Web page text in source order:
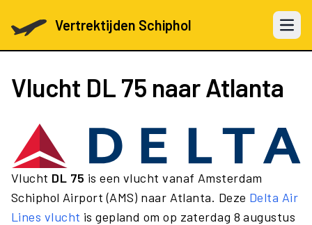
Vertrektijden Schiphol Open
Vlucht DL 75 naar Atlanta
Vlucht DL 75 is een vlucht vanaf Amsterdam
Schiphol Airport (AMS) naar Atlanta. Deze Delta Air
Lines vlucht is gepland om op zaterdag 8 augustus